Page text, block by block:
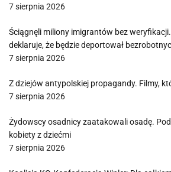
7 sierpnia 2026
Ściągnęli miliony imigrantów bez
deklaruje, że będzie deportował
7 sierpnia 2026
Z dziejów antypolskiej propagandy. Filmy,
7 sierpnia 2026
Żydowscy osadnicy zaatakowali osadę.
kobiety z dziećmi
7 sierpnia 2026